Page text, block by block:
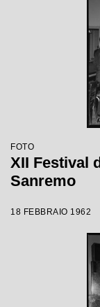
FOTO
XII Festival
Sanremo
18 FEBBRAIO 1962